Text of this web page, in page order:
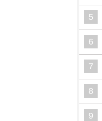
5
6
7
8
9